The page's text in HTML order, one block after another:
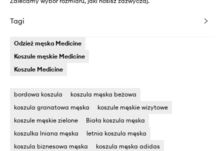
Tagi
Odzież męska Medicine
Koszule męskie Medicine
Koszule Medicine
bordowa koszula
koszula męska beżowa
koszula granatowa męska
koszule męskie wizytowe
koszule męskie zielone
Biała koszula męska
koszulka lniana męska
letnia koszula męska
koszula biznesowa męska
koszula męska adidas